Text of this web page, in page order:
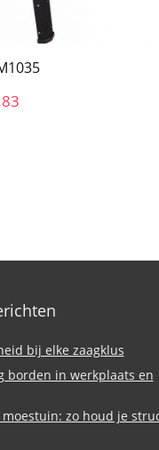
bij elke zaagklus
borden in werkplaats en
zo houd je